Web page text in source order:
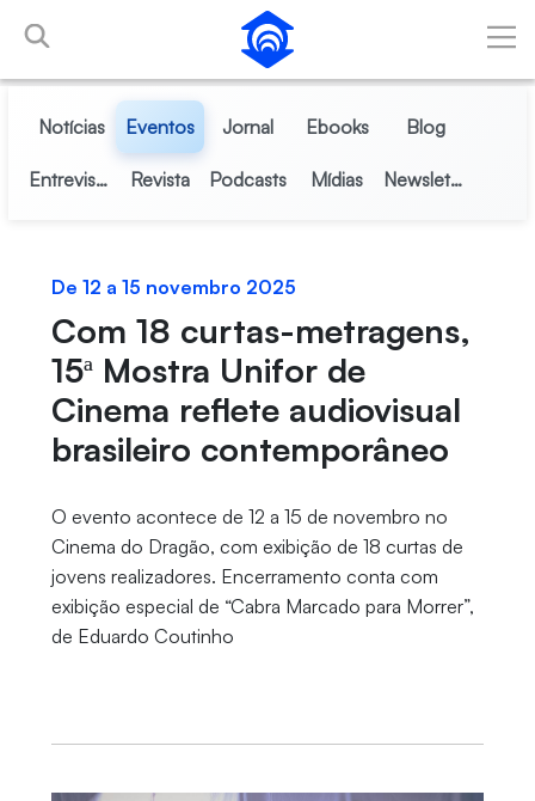
Pular para o Conteúdo principal
Notícias Eventos Jornal Ebooks Blog
Entrevistas Revista Podcasts Mídias Newsletter
De 12 a 15 novembro 2025
Com 18 curtas-metragens,
15ª Mostra Unifor de
Cinema reflete audiovisual
brasileiro contemporâneo
O evento acontece de 12 a 15 de novembro no
Cinema do Dragão, com exibição de 18 curtas de
jovens realizadores. Encerramento conta com
exibição especial de “Cabra Marcado para Morrer”,
de Eduardo Coutinho